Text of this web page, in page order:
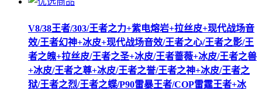
V8/38王者/303/王者之力+紫电熔岩+拉丝皮+现代战场音
效/王者幻神+冰皮+现代战场音效/王者之心/王者之影/王
者之魄+拉丝皮/王者之圣+冰皮/王者蔷薇+冰皮/王者之兽
+冰皮/王者之尊+冰皮/王者之誉/王者之神+冰皮/王者之
狱/王者之烈/王者之蝶/P90雷暴王者/COP雷霆王者+冰